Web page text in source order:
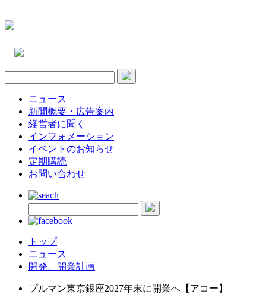
ニュース
新聞概要・広告案内
経営者に聞く
インフォメーション
イベントのお知らせ
定期購読
お問い合わせ
トップ
ニュース
開発、開業計画
プルマン東京銀座2027年末に開業へ【アコー】